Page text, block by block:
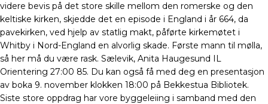
videre bevis på det store skille mellom den romerske og den
keltiske kirken, skjedde det en episode i England i år 664, da
pavekirken, ved hjelp av statlig makt, påførte kirkemøtet i
Whitby i Nord-England en alvorlig skade. Første mann til mølla,
så her må du være rask. Sælevik, Anita Haugesund IL
Orientering 27:00 85. Du kan også få med deg en presentasjon
av boka 9. november klokken 18:00 på Bekkestua Bibliotek.
Siste store oppdrag har vore byggeleiing i samband med den